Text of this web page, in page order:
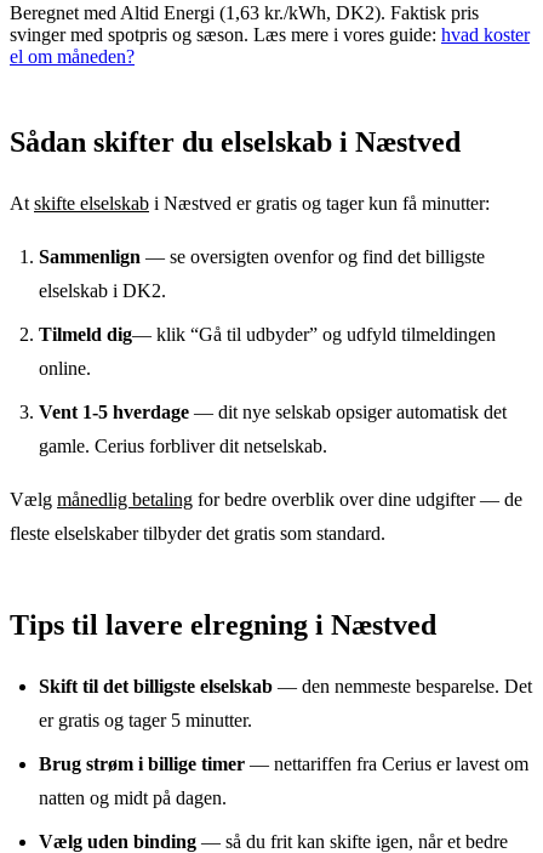
Beregnet med Altid Energi (1,63 kr./kWh, DK2). Faktisk pris
svinger med spotpris og sæson. Læs mere i vores guide: hvad koster
el om måneden?
Sådan skifter du elselskab i Næstved
At skifte elselskab i Næstved er gratis og tager kun få minutter:
Sammenlign — se oversigten ovenfor og find det billigste
elselskab i DK2.
Tilmeld dig— klik “Gå til udbyder” og udfyld tilmeldingen
online.
Vent 1-5 hverdage — dit nye selskab opsiger automatisk det
gamle. Cerius forbliver dit netselskab.
Vælg månedlig betaling for bedre overblik over dine udgifter — de
fleste elselskaber tilbyder det gratis som standard.
Tips til lavere elregning i Næstved
Skift til det billigste elselskab — den nemmeste besparelse. Det
er gratis og tager 5 minutter.
Brug strøm i billige timer — nettariffen fra Cerius er lavest om
natten og midt på dagen.
Vælg uden binding — så du frit kan skifte igen, når et bedre